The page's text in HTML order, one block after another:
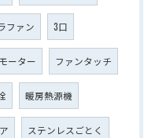
ファン 3口
ーター ファンタッチ
暖房熱源機
ステンレスごとく